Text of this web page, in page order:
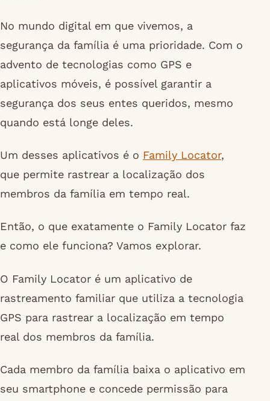
No mundo digital em que vivemos, a
segurança da família é uma prioridade. Com o
advento de tecnologias como GPS e
aplicativos móveis, é possível garantir a
segurança dos seus entes queridos, mesmo
quando está longe deles.
Um desses aplicativos é o Family Locator,
que permite rastrear a localização dos
membros da família em tempo real.
Então, o que exatamente o Family Locator faz
e como ele funciona? Vamos explorar.
O Family Locator é um aplicativo de
rastreamento familiar que utiliza a tecnologia
GPS para rastrear a localização em tempo
real dos membros da família.
Cada membro da família baixa o aplicativo em
seu smartphone e concede permissão para